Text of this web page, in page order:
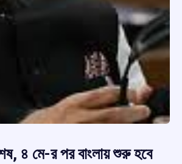
৪ মে-র পর বাংলায় শুরু হবে